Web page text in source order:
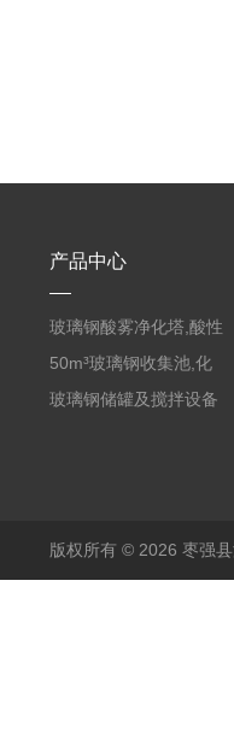
产品中心
玻璃钢酸雾净化塔,酸性
废气洗涤塔处理工艺
50m³玻璃钢收集池,化
粪罐
玻璃钢储罐及搅拌设备
版权所有 © 2026 枣强